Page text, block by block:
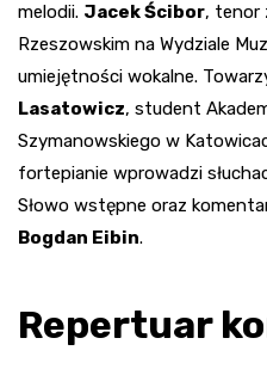
melodii. Jacek Ścibor, tenor
Rzeszowskim na Wydziale
umiejętności wokalne.
Lasatowicz, student
Szymanowskiego w
fortepianie wprowadzi
Słowo wstępne oraz
Bogdan Eibin.
Repertuar